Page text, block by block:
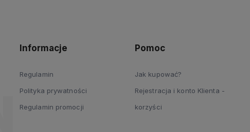
Informacje
Regulamin
Polityka prywatności
Regulamin promocji
Pomoc
Jak kupować?
Rejestracja i konto Klienta -
korzyści